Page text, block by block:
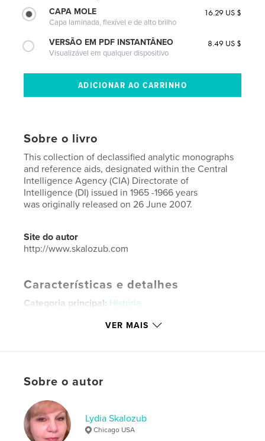
CAPA MOLE
Capa laminada, flexível e de alto brilho
16.29 US $
VERSÃO EM PDF INSTANTÂNEO
Visualizável em qualquer dispositivo
8.49 US $
Sobre o livro
This collection of declassified analytic monographs
and reference aids, designated within the Central
Intelligence Agency (CIA) Directorate of
Intelligence (DI) issued in 1965 -1966 years
was originally released on 26 June 2007.
Site do autor
http://www.skalozub.com
Características e detalhes
Categoria principal: História
Categorias adicionais Ciências políticas
Capa mole: 9798881473822
Data de publicação:
IdiomaEnglish
Palavras-chavee
VER MAIS
Sobre o autor
Lydia Skalozub
Chicago USA